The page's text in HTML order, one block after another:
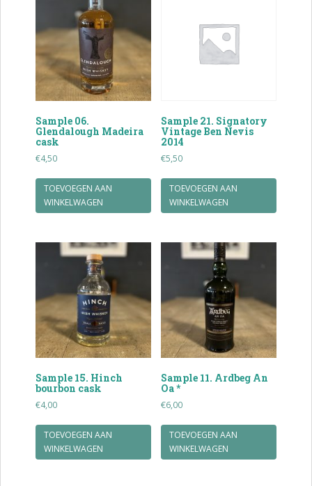
Sample 06.
Glendalough Madeira
cask
€4,50
TOEVOEGEN AAN
WINKELWAGEN
Sample 21. Signatory
Vintage Ben Nevis
2014
€5,50
TOEVOEGEN AAN
WINKELWAGEN
Sample 15. Hinch
bourbon cask
€4,00
TOEVOEGEN AAN
WINKELWAGEN
Sample 11. Ardbeg An
Oa *
€6,00
TOEVOEGEN AAN
WINKELWAGEN